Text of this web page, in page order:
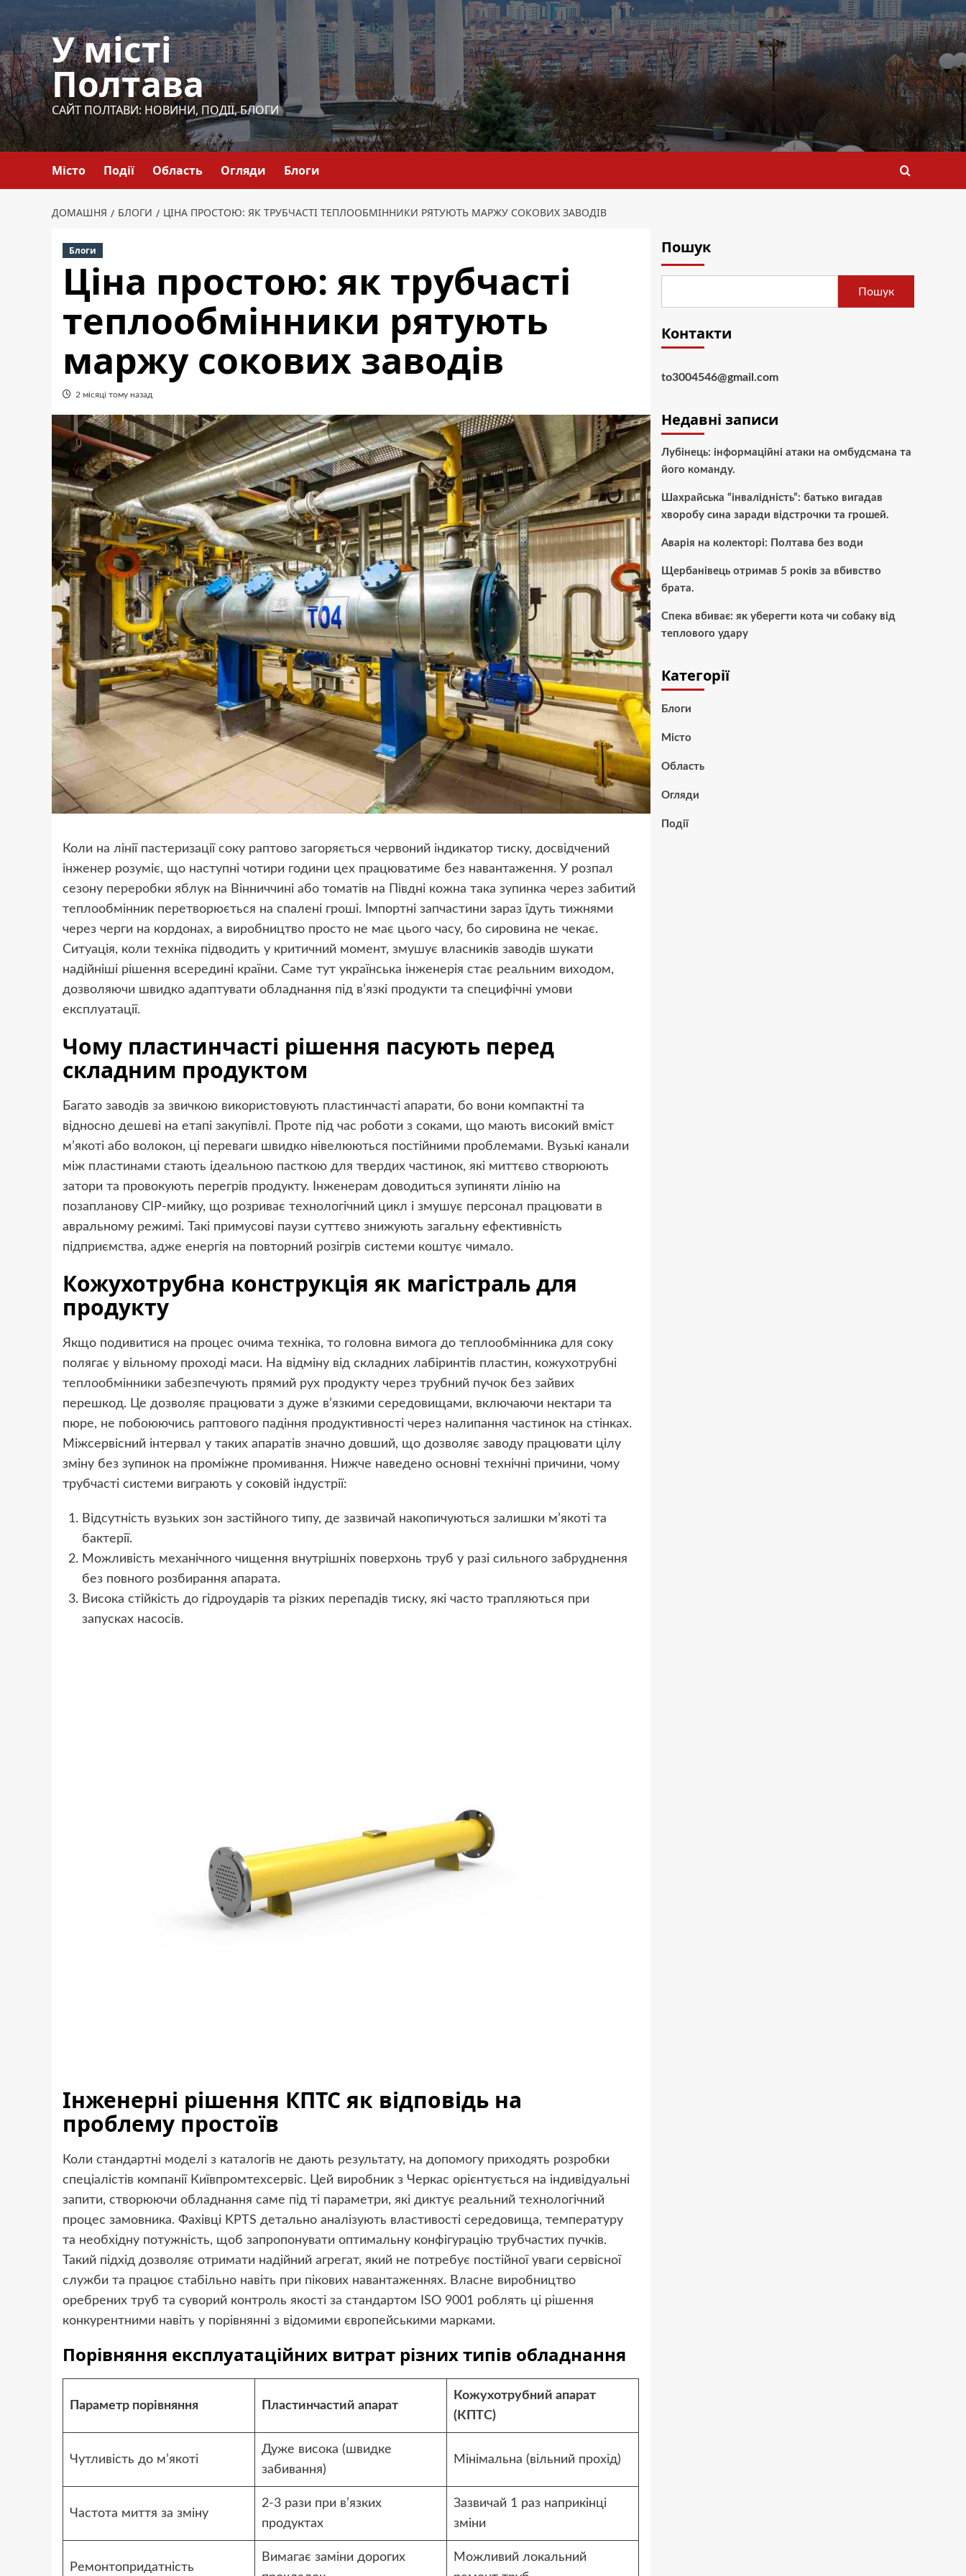
до
вмісту
У місті
Полтава
САЙТ ПОЛТАВИ: НОВИНИ, ПОДІЇ, БЛОГИ
Місто Події Область Огляди Блоги
ДОМАШНЯ БЛОГИ ЦІНА ПРОСТОЮ: ЯК ТРУБЧАСТІ ТЕПЛООБМІННИКИ РЯТУЮТЬ МАРЖУ СОКОВИХ ЗАВОДІВ
Блоги
Ціна простою: як трубчасті
теплообмінники рятують
маржу сокових заводів
2 місяці тому назад
Коли на лінії пастеризації соку раптово загоряється червоний індикатор тиску, досвідчений
інженер розуміє, що наступні чотири години цех працюватиме без навантаження. У розпал
сезону переробки яблук на Вінниччині або томатів на Півдні кожна така зупинка через забитий
теплообмінник перетворюється на спалені гроші. Імпортні запчастини зараз їдуть тижнями
через черги на кордонах, а виробництво просто не має цього часу, бо сировина не чекає.
Ситуація, коли техніка підводить у критичний момент, змушує власників заводів шукати
надійніші рішення всередині країни. Саме тут українська інженерія стає реальним виходом,
дозволяючи швидко адаптувати обладнання під в’язкі продукти та специфічні умови
експлуатації.
Чому пластинчасті рішення пасують перед
складним продуктом
Багато заводів за звичкою використовують пластинчасті апарати, бо вони компактні та
відносно дешеві на етапі закупівлі. Проте під час роботи з соками, що мають високий вміст
м’якоті або волокон, ці переваги швидко нівелюються постійними проблемами. Вузькі канали
між пластинами стають ідеальною пасткою для твердих частинок, які миттєво створюють
затори та провокують перегрів продукту. Інженерам доводиться зупиняти лінію на
позапланову CIP-мийку, що розриває технологічний цикл і змушує персонал працювати в
авральному режимі. Такі примусові паузи суттєво знижують загальну ефективність
підприємства, адже енергія на повторний розігрів системи коштує чимало.
Кожухотрубна конструкція як магістраль для
продукту
Якщо подивитися на процес очима техніка, то головна вимога до теплообмінника для соку
полягає у вільному проході маси. На відміну від складних лабіринтів пластин, кожухотрубні
теплообмінники забезпечують прямий рух продукту через трубний пучок без зайвих
перешкод. Це дозволяє працювати з дуже в’язкими середовищами, включаючи нектари та
пюре, не побоюючись раптового падіння продуктивності через налипання частинок на стінках.
Міжсервісний інтервал у таких апаратів значно довший, що дозволяє заводу працювати цілу
зміну без зупинок на проміжне промивання. Нижче наведено основні технічні причини, чому
трубчасті системи виграють у соковій індустрії:
Відсутність вузьких зон застійного типу, де зазвичай накопичуються залишки м’якоті та
бактерії.
Можливість механічного чищення внутрішніх поверхонь труб у разі сильного забруднення
без повного розбирання апарата.
Висока стійкість до гідроударів та різких перепадів тиску, які часто трапляються при
запусках насосів.
Інженерні рішення КПТС як відповідь на
проблему простоїв
Коли стандартні моделі з каталогів не дають результату, на допомогу приходять розробки
спеціалістів компанії Київпромтехсервіс. Цей виробник з Черкас орієнтується на індивідуальні
запити, створюючи обладнання саме під ті параметри, які диктує реальний технологічний
процес замовника. Фахівці KPTS детально аналізують властивості середовища, температуру
та необхідну потужність, щоб запропонувати оптимальну конфігурацію трубчастих пучків.
Такий підхід дозволяє отримати надійний агрегат, який не потребує постійної уваги сервісної
служби та працює стабільно навіть при пікових навантаженнях. Власне виробництво
оребрених труб та суворий контроль якості за стандартом ISO 9001 роблять ці рішення
конкурентними навіть у порівнянні з відомими європейськими марками.
Порівняння експлуатаційних витрат різних типів обладнання
Параметр порівняння Пластинчастий апарат
Кожухотрубний апарат
(КПТС)
Чутливість до м’якоті
Дуже висока (швидке
забивання)
Мінімальна (вільний прохід)
Частота миття за зміну
2-3 рази при в’язких
продуктах
Зазвичай 1 раз наприкінці
зміни
Ремонтопридатність
Вимагає заміни дорогих
Можливий локальний
Пошук
Пошук
Контакти
to3004546@gmail.com
Недавні записи
Лубінець: інформаційні атаки на омбудсмана та
його команду.
Шахрайська “інвалідність”: батько вигадав
хворобу сина заради відстрочки та грошей.
Аварія на колекторі: Полтава без води
Щербанівець отримав 5 років за вбивство
брата.
Спека вбиває: як уберегти кота чи собаку від
теплового удару
Категорії
Блоги
Місто
Область
Огляди
Події